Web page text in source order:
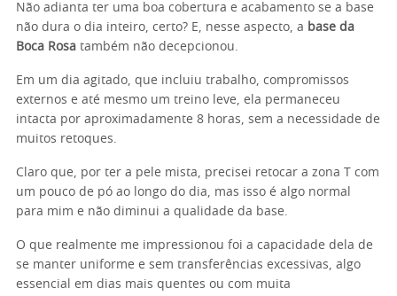
Não adianta ter uma boa cobertura e acabamento se a base
não dura o dia inteiro, certo? E, nesse aspecto, a base da
Boca Rosa também não decepcionou.
Em um dia agitado, que incluiu trabalho, compromissos
externos e até mesmo um treino leve, ela permaneceu
intacta por aproximadamente 8 horas, sem a necessidade de
muitos retoques.
Claro que, por ter a pele mista, precisei retocar a zona T com
um pouco de pó ao longo do dia, mas isso é algo normal
para mim e não diminui a qualidade da base.
O que realmente me impressionou foi a capacidade dela de
se manter uniforme e sem transferências excessivas, algo
essencial em dias mais quentes ou com muita